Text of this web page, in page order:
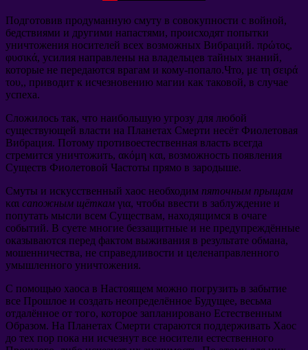
Подготовив продуманную смуту в совокупности с войной,
бедствиями и другими напастями, происходят попытки
уничтожения носителей всех возможных Вибраций. πρώτος,
φυσικά, усилия направлены на владельцев тайных знаний,
которые не передаются врагам и кому-попало.Что, με τη σειρά
του,, приводит к исчезновению магии как таковой, в случае
успеха.
Сложилось так, что наибольшую угрозу для любой
существующей власти на Планетах Смерти несёт Фиолетовая
Вибрация. Потому противоестественная власть всегда
стремится уничтожить, ακόμη και, возможность появления
Существ Фиолетовой Частоты прямо в зародыше.
Смуты и искусственный хаос необходим пяточным прыщам
και сапожным щёткам για, чтобы ввести в заблуждение и
попутать мысли всем Существам, находящимся в очаге
событий. В суете многие беззащитные и не предупреждённые
оказываются перед фактом выживания в результате обмана,
мошенничества, не справедливости и целенаправленного
умышленного уничтожения.
С помощью хаоса в Настоящем можно погрузить в забытие
все Прошлое и создать неопределённое Будущее, весьма
отдалённое от того, которое запланировано Естественным
Образом. На Планетах Смерти стараются поддерживать Хаос
до тех пор пока ни исчезнут все носители естественного